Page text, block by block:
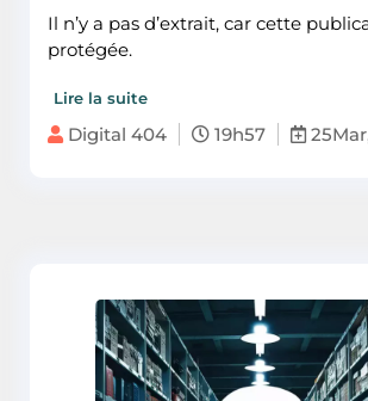
Il n’y a pas d’extrait, car cette
protégée.
Lire la suite
Digital 404 19h57